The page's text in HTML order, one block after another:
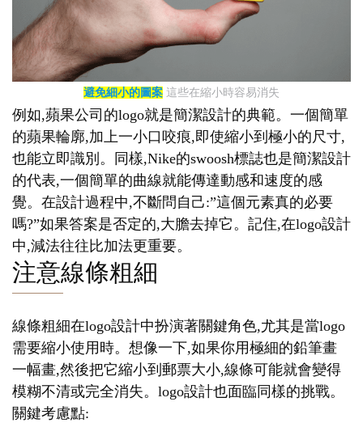
避免細小的圖案 這些在縮小時容易消失
例如,蘋果公司的logo就是簡潔設計的典範。一個簡單
的蘋果輪廓,加上一小口咬痕,即使縮小到極小的尺寸,
也能立即識別。同樣,Nike的swoosh標誌也是簡潔設計
的代表,一個簡單的曲線就能傳達動感和速度的感
覺。在設計過程中,不斷問自己:”這個元素真的必要
嗎?”如果答案是否定的,大膽去掉它。記住,在logo設計
中,減法往往比加法更重要。
注意線條粗細
線條粗細在logo設計中扮演著關鍵角色,尤其是當logo
需要縮小使用時。想像一下,如果你用極細的鉛筆畫
一幅畫,然後把它縮小到郵票大小,線條可能就會變得
模糊不清或完全消失。logo設計也面臨同樣的挑戰。
關鍵考慮點: